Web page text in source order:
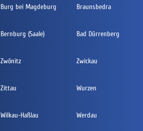
Burg bei Magdeburg Braunsbedra
Bernburg (Saale) Bad Dürrenberg
Zwönitz Zwickau
Zittau Wurzen
Wilkau-Haßlau Werdau